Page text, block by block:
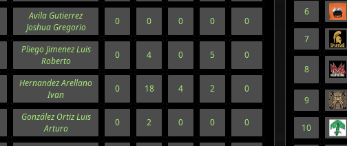
Avila Gutierrez
Joshua Gregorio
0 0 0 0 0
Pliego Jimenez Luis
Roberto
0 4 0 5 0
Hernandez Arellano
Ivan
0 18 4 2 0
González Ortiz Luis
Arturo
0 2 0 0 0
6
7
8
9
10